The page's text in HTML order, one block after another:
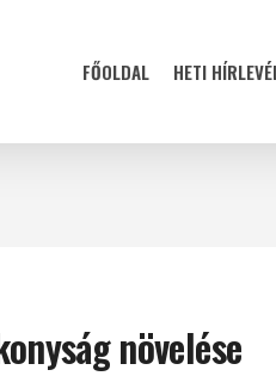
FŐOLDAL HETI
növelése